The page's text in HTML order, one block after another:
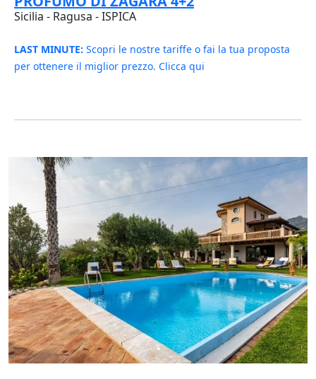
Sicilia - Ragusa - ISPICA
LAST MINUTE: Scopri le nostre tariffe o fai la tua proposta
per ottenere il miglior prezzo. Clicca qui